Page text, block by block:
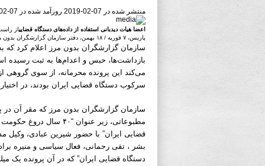
منتشر شده در 07-02-2019 روزآمد شده در 07-02-2019 ساعت 17:13
اعضا هیات دیدبانی استفاده از داده‌های دستگاه قضاییاز
پاریس، ۷ فوریه / ۱۸ بهمن، دفتر سازمان گزارشگران بدون مرز
سازمان گزارشگران بدون مرز اعلام کرد که
بازداشت‌ها، حبس و اعدام‌ها به ثبت رسیده
می‌کند این پرونده محرمانه، از سوی گروهی
سرکوب دستگاه قضایی ایران بودند، در
مطبوعاتی، زیر عنوان
قضایی ایران” با حضور شیرین عبادی، وکیل
بشر ، تقی رحمانی، فعال سیاسی و منیره
دستگاه قضایی ایران” که در آن پرونده یک